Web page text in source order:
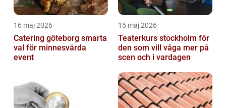
16 maj 2026
Catering göteborg smarta
val för minnesvärda
event
15 maj 2026
Teaterkurs stockholm för
den som vill våga mer på
scen och i vardagen